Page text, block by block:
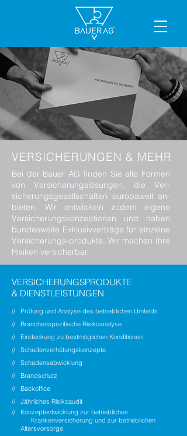
VERSICHERUNGEN & MEHR
Bei der Bauer AG finden Sie alle Formen
von Versicherungslösungen, die Ver-
sicherungsgesellschaften europaweit an-
bieten. Wir entwickeln zudem eigene
Versicherungskonzeptionen und haben
bundesweite Exklusivverträge für einzelne
Versicherungs-produkte. Wir machen Ihre
Risiken versicherbar.
VERSICHERUNGSPRODUKTE
& DIENSTLEISTUNGEN
// Prüfung und Analyse des betrieblichen Umfelds
// Branchenspezifische Risikoanalyse
// Eindeckung zu bestmöglichen Konditionen
// Schadenverhütungskonzepte
// Schadensabwicklung
// Brandschutz
// Backoffice
// Jährliches Risikoaudit
// Konzeptentwicklung zur betrieblichen
Krankenversicherung und zur betrieblichen
Altersvorsorge